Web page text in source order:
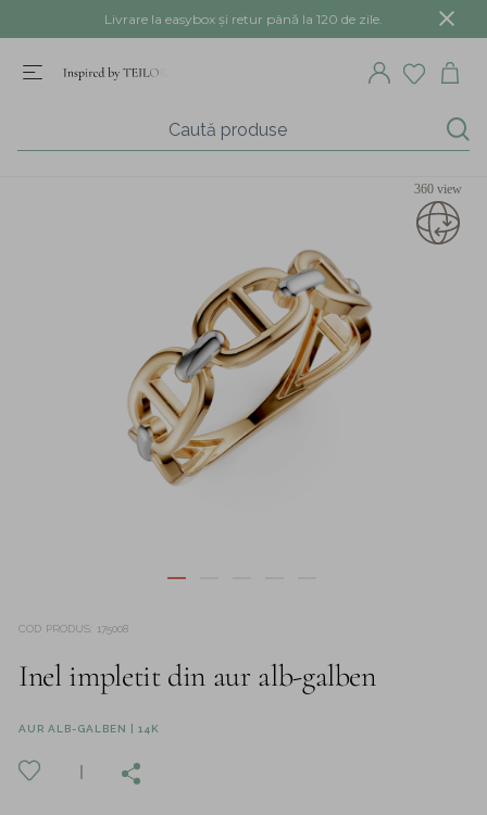
Livrare la easybox și retur până la 120 de zile.
360 view
COD PRODUS 175008
Inel impletit din aur alb-galben
AUR ALB-GALBEN | 14K